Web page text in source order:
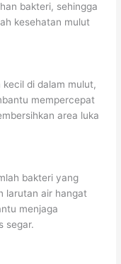
bakteri, sehingga
kesehatan mulut
di dalam mulut,
mempercepat
area luka
bakteri yang
larutan air hangat
menjaga
segar.